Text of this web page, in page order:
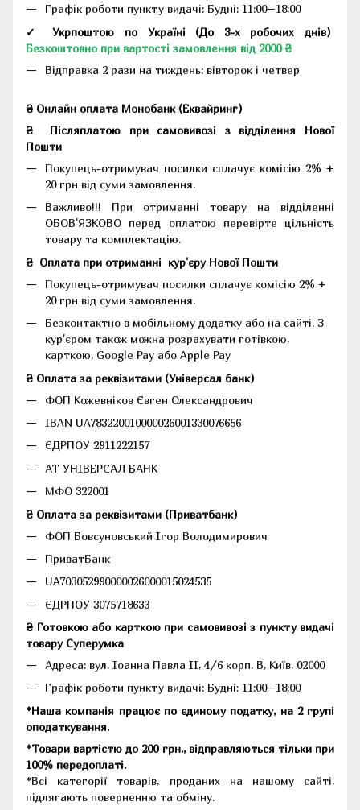
Графік роботи пункту видачі: Будні: 11:00–18:00
✓ Укрпоштою по Україні (До 3-х робочих днів)
Безкоштовно при вартості замовлення від 2000 ₴
Відправка 2 рази на тиждень: вівторок і четвер
₴ Онлайн оплата Монобанк (Еквайринг)
₴
Післяплатою при самовивозі з відділення Нової
Пошти
Покупець-отримувач посилки сплачує комісію 2% +
20 грн від суми замовлення.
Важливо!!! При отриманні товару на відділенні
ОБОВ'ЯЗКОВО перед оплатою перевірте цільність
товару та комплектацію.
₴ Оплата при отриманні кур'єру Нової Пошти
Покупець-отримувач посилки сплачує комісію 2% +
20 грн від суми замовлення.
Безконтактно в мобільному додатку або на сайті. З
кур'єром також можна розрахувати готівкою,
карткою, Google Pay або Apple Pay
₴ Оплата за реквізитами (Універсал банк)
ФОП Кожевніков Євген Олександрович
IBAN UA783220010000026001330076656
ЄДРПОУ 2911222157
АТ УНІВЕРСАЛ БАНК
МФО 322001
₴ Оплата за реквізитами (Приватбанк)
ФОП Бовсуновський Ігор Володимирович
ПриватБанк
UA703052990000026000015024535
ЄДРПОУ 3075718633
₴ Готовкою або карткою при самовивозі з пункту видачі
товару Суперумка
Адреса: вул. Іоанна Павла II, 4/6 корп. В, Київ, 02000
Графік роботи пункту видачі: Будні: 11:00–18:00
*Наша компанія працює по єдиному податку, на 2 групі
оподаткування.
*Товари вартістю до 200 грн., відправляються тільки при
100% передоплаті.
*Всі категорії товарів, проданих на нашому сайті,
підлягають поверненню та обміну.